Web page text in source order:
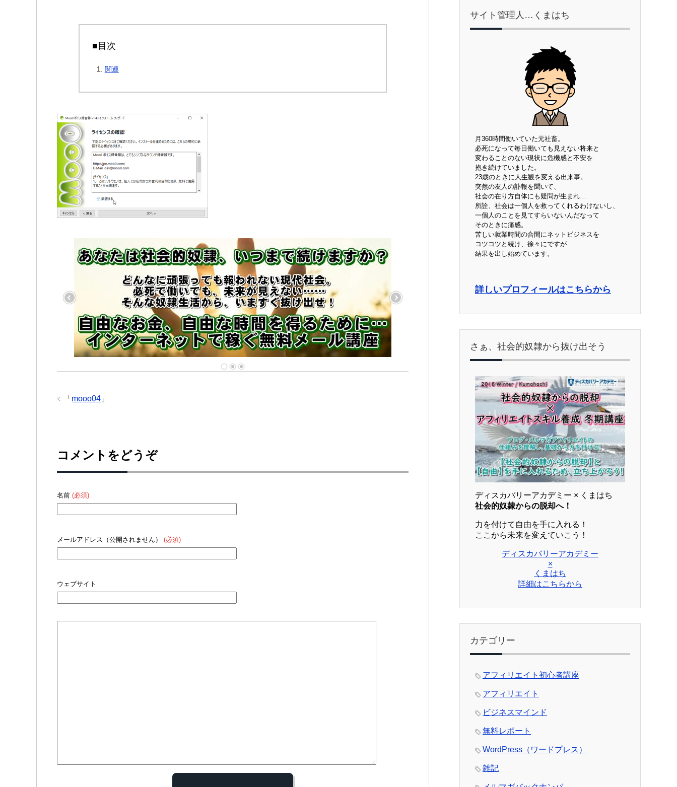
■目次
関連
「 mooo04 」
コメントをどうぞ
名前 (必須)
メールアドレス（公開されません） (必須)
ウェブサイト
サイト管理人…くまはち
月360時間働いていた元社畜。
必死になって毎日働いても見えない将来と
変わることのない現状に危機感と不安を
抱き続けていました。
23歳のときに人生観を変える出来事。
突然の友人の訃報を聞いて、
社会の在り方自体にも疑問が生まれ…
所詮、社会は一個人を救ってくれるわけないし、
一個人のことを見てすらいないんだなって
そのときに痛感。
苦しい就業時間の合間にネットビジネスを
コツコツと続け、徐々にですが
結果を出し始めています。
詳しいプロフィールはこちらから
さぁ、社会的奴隷から抜け出そう
ディスカバリーアカデミー × くまはち
社会的奴隷からの脱却へ！
力を付けて自由を手に入れる！
ここから未来を変えていこう！
ディスカバリーアカデミー
×
くまはち
詳細はこちらから
カテゴリー
アフィリエイト初心者講座
アフィリエイト
ビジネスマインド
無料レポート
WordPress（ワードプレス）
雑記